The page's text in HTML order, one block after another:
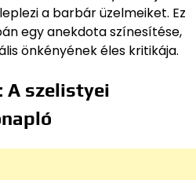
a barbár üzelmeiket. Ez
egy anekdota színesítése,
önkényének éles kritikája.
A szelistyei